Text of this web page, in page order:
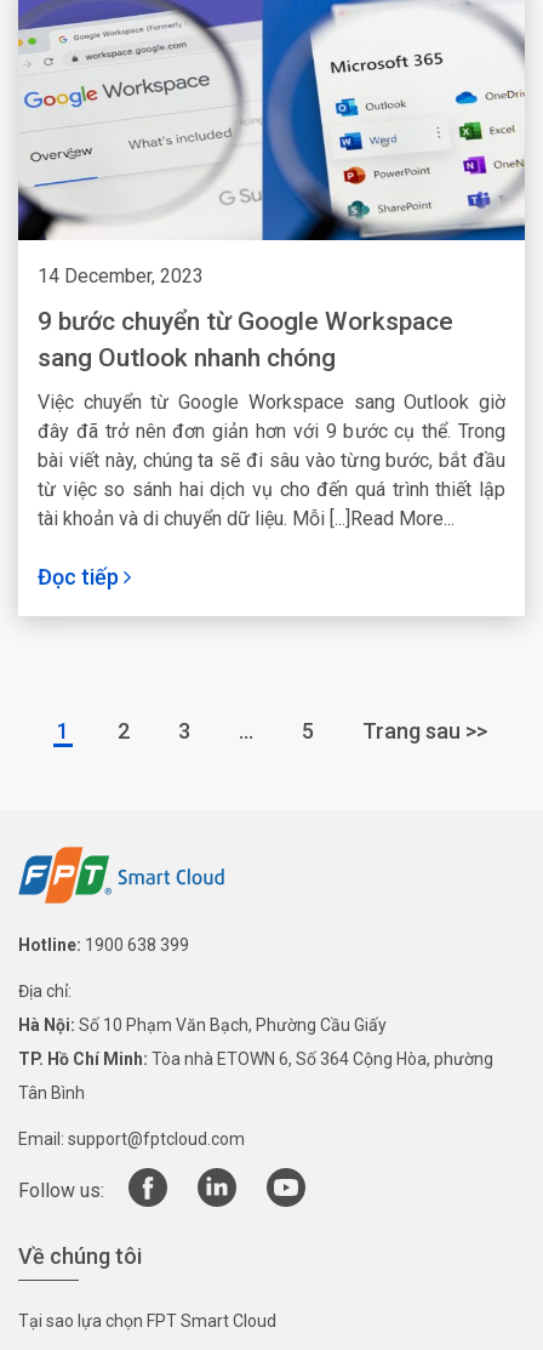
14 December, 2023
9 bước chuyển từ Google Workspace
sang Outlook nhanh chóng
Việc chuyển từ Google Workspace sang Outlook giờ
đây đã trở nên đơn giản hơn với 9 bước cụ thể. Trong
bài viết này, chúng ta sẽ đi sâu vào từng bước, bắt đầu
từ việc so sánh hai dịch vụ cho đến quá trình thiết lập
tài khoản và di chuyển dữ liệu. Mỗi [...]Read More...
Đọc tiếp
1 2 3 … 5 Trang sau >>
Hotline: 1900 638 399
Địa chỉ:
Hà Nội: Số 10 Phạm Văn Bạch, Phường Cầu Giấy
TP. Hồ Chí Minh: Tòa nhà ETOWN 6, Số 364 Cộng Hòa, phường
Tân Bình
Email: support@fptcloud.com
Follow us:
Về chúng tôi
Tại sao lựa chọn FPT Smart Cloud